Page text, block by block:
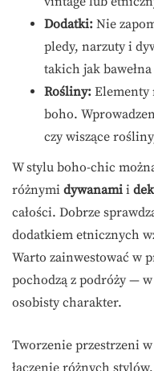
Dodatki: Nie
pledy, narzuty i
takich jak
Rośliny: Elementy
boho.
czy wiszące
W stylu boho-chic
różnymi dywanami i
całości. Dobrze
dodatkiem etnicznych
Warto zainwestować w
pochodzą z podróży —
osobisty charakter.
Tworzenie przestrzeni